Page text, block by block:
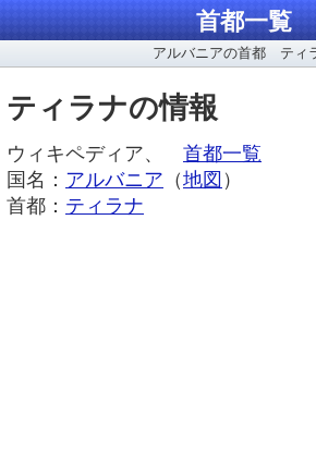
首都一覧
アルバニアの首都 ティ
ティラナの情報
ウィキペディア、 首都一覧
国名： アルバニア （地図 ）
首都： ティラナ